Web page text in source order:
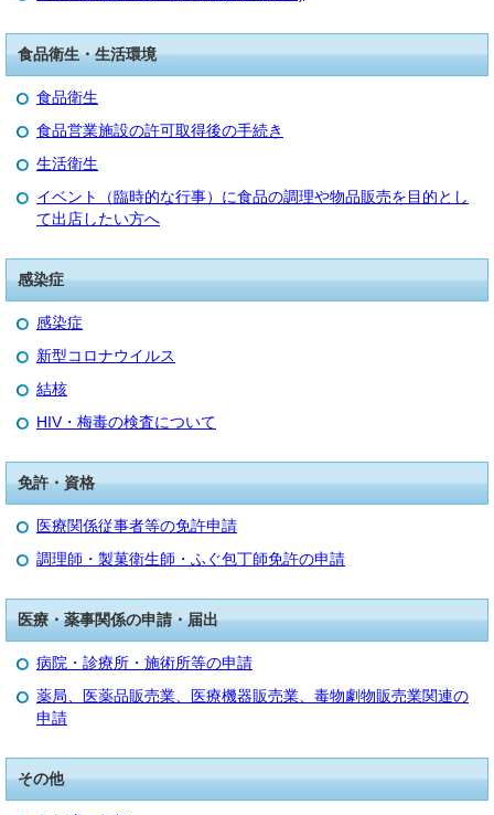
食品衛生・生活環境
食品衛生
食品営業施設の許可取得後の手続き
生活衛生
イベント（臨時的な行事）に食品の調理や物品販売を目的とし
て出店したい方へ
感染症
感染症
新型コロナウイルス
結核
HIV・梅毒の検査について
免許・資格
医療関係従事者等の免許申請
調理師・製菓衛生師・ふぐ包丁師免許の申請
医療・薬事関係の申請・届出
病院・診療所・施術所等の申請
薬局、医薬品販売業、医療機器販売業、毒物劇物販売業関連の
申請
その他